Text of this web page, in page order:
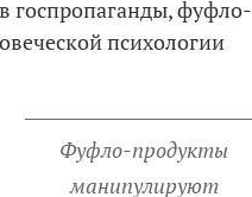
госпропаганды, фуфло-
психологии
Фуфло-продукты
манипулируют